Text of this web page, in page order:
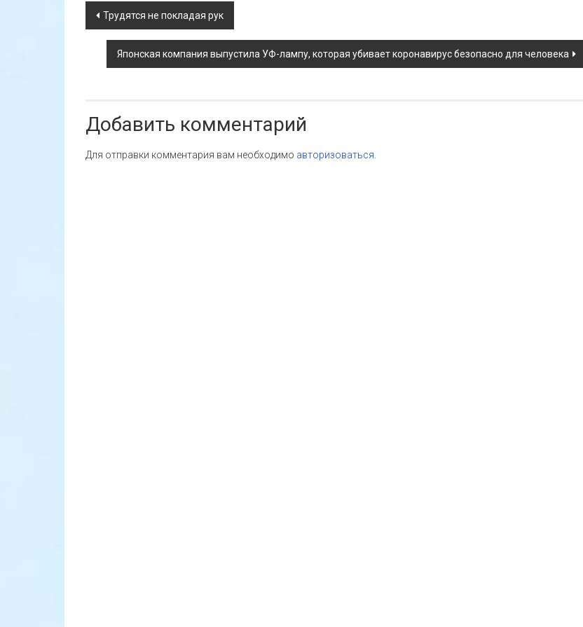
Навигация
по
записям
Трудятся не покладая рук
Японская компания выпустила УФ-лампу, которая убивает коронавирус безопасно для человека
Добавить комментарий
Для отправки комментария вам необходимо авторизоваться